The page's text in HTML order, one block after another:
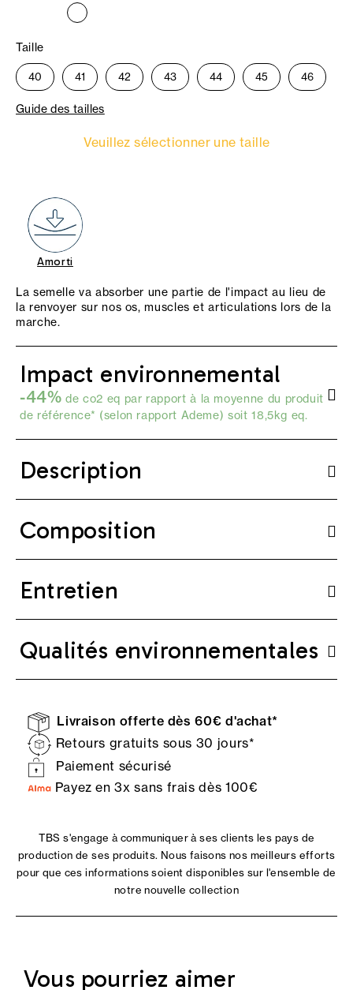
Taille
40 41 42 43 44 45 46
Guide des tailles
Veuillez sélectionner une taille
Amorti
La semelle va absorber une partie de l'impact au lieu de
la renvoyer sur nos os, muscles et articulations lors de la
marche.
Impact environnemental
-44% de co2 eq par rapport à la moyenne du produit
de référence* (selon rapport Ademe) soit 18,5kg eq.
Description
Composition
Entretien
Qualités environnementales
Livraison offerte dès 60€ d'achat*
Retours gratuits sous 30 jours*
Paiement sécurisé
Payez en 3x sans frais dès 100€
TBS s'engage à communiquer à ses clients les pays de
production de ses produits. Nous faisons nos meilleurs efforts
pour que ces informations soient disponibles sur l'ensemble de
notre nouvelle collection
Vous pourriez aimer